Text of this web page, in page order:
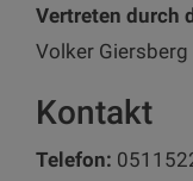
Vertreten durch
Volker Giersberg
Kontakt
Telefon: